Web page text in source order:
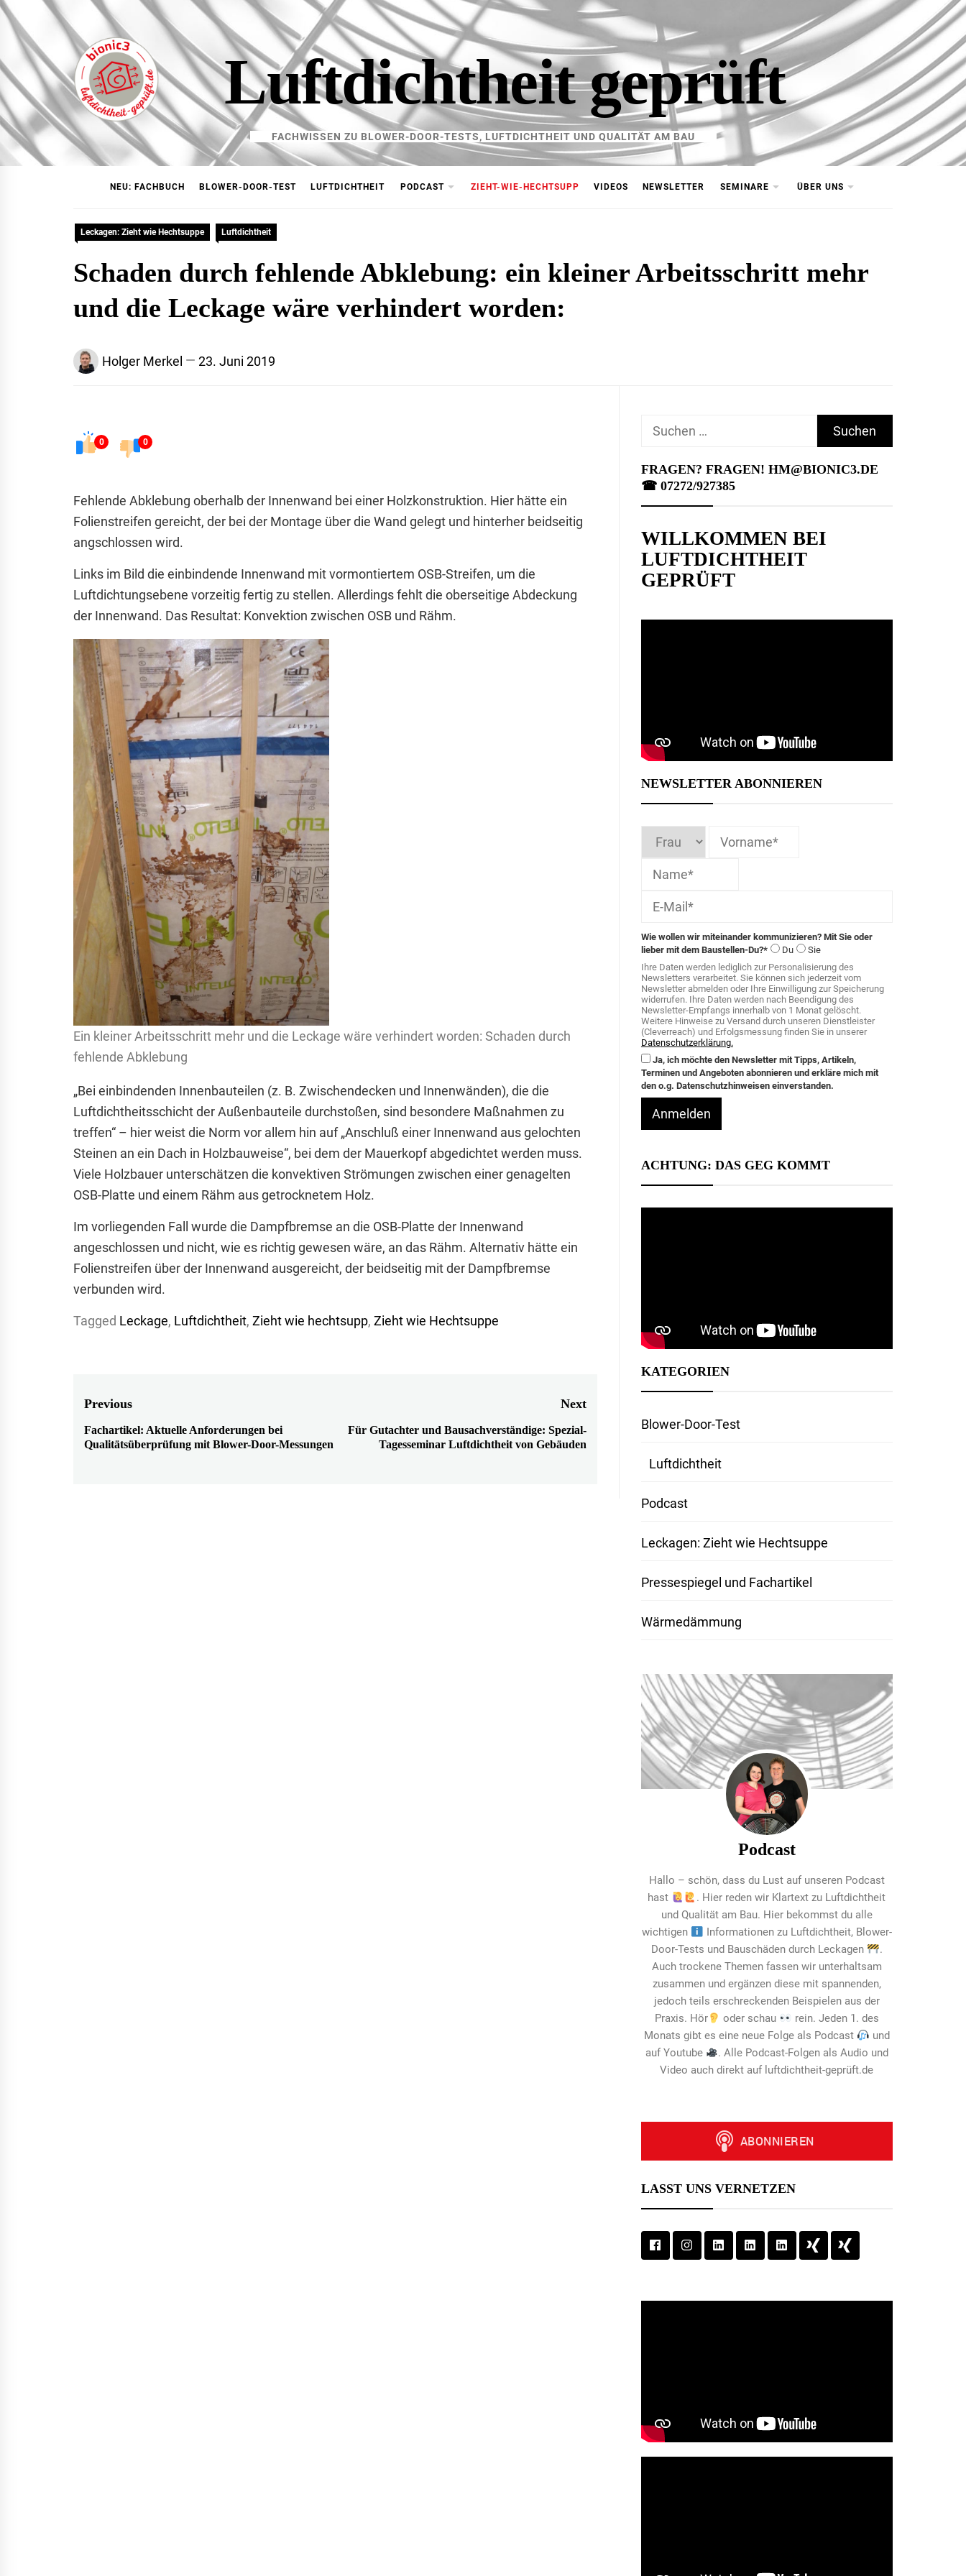
Skip
content
Luftdichtheit geprüft
FACHWISSEN ZU BLOWER-DOOR-TESTS, LUFTDICHTHEIT UND QUALITÄT AM BAU
NEU: FACHBUCH BLOWER-DOOR-TEST LUFTDICHTHEIT PODCAST ZIEHT-WIE-HECHTSUPP VIDEOS NEWSLETTER SEMINARE ÜBER UNS
Leckagen: Zieht wie Hechtsuppe Luftdichtheit
Schaden durch fehlende Abklebung: ein kleiner Arbeitsschritt mehr
und die Leckage wäre verhindert worden:
Holger Merkel 23. Juni 2019
0 0
Fehlende Abklebung oberhalb der Innenwand bei einer Holzkonstruktion. Hier hätte ein
Folienstreifen gereicht, der bei der Montage über die Wand gelegt und hinterher beidseitig
angschlossen wird.
Links im Bild die einbindende Innenwand mit vormontiertem OSB-Streifen, um die
Luftdichtungsebene vorzeitig fertig zu stellen. Allerdings fehlt die oberseitige Abdeckung
der Innenwand. Das Resultat: Konvektion zwischen OSB und Rähm.
Ein kleiner Arbeitsschritt mehr und die Leckage wäre verhindert worden: Schaden durch
fehlende Abklebung
„Bei einbindenden Innenbauteilen (z. B. Zwischendecken und Innenwänden), die die
Luftdichtheitsschicht der Außenbauteile durchstoßen, sind besondere Maßnahmen zu
treffen“ – hier weist die Norm vor allem hin auf „Anschluß einer Innenwand aus gelochten
Steinen an ein Dach in Holzbauweise“, bei dem der Mauerkopf abgedichtet werden muss.
Viele Holzbauer unterschätzen die konvektiven Strömungen zwischen einer genagelten
OSB-Platte und einem Rähm aus getrocknetem Holz.
Im vorliegenden Fall wurde die Dampfbremse an die OSB-Platte der Innenwand
angeschlossen und nicht, wie es richtig gewesen wäre, an das Rähm. Alternativ hätte ein
Folienstreifen über der Innenwand ausgereicht, der beidseitig mit der Dampfbremse
verbunden wird.
Tagged Leckage, Luftdichtheit, Zieht wie hechtsupp, Zieht wie Hechtsuppe
Beitragsnavigation
Previous
Previous
post:
Fachartikel: Aktuelle Anforderungen bei
Qualitätsüberprüfung mit Blower-Door-Messungen
Next
Next
post:
Für Gutachter und Bausachverständige: Spezial-
Tagesseminar Luftdichtheit von Gebäuden
Suchen
FRAGEN? FRAGEN! HM@BIONIC3.DE
☎︎ 07272/927385
WILLKOMMEN BEI
LUFTDICHTHEIT
GEPRÜFT
NEWSLETTER ABONNIEREN
Wie wollen wir miteinander kommunizieren? Mit Sie oder
lieber mit dem Baustellen-Du?*
Du
Sie
Ihre Daten werden lediglich zur Personalisierung des
Newsletters verarbeitet. Sie können sich jederzeit vom
Newsletter abmelden oder Ihre Einwilligung zur Speicherung
widerrufen. Ihre Daten werden nach Beendigung des
Newsletter-Empfangs innerhalb von 1 Monat gelöscht.
Weitere Hinweise zu Versand durch unseren Dienstleister
(Cleverreach) und Erfolgsmessung finden Sie in unserer
Datenschutzerklärung.
Ja, ich möchte den Newsletter mit Tipps, Artikeln,
Terminen und Angeboten abonnieren und erkläre mich mit
den o.g. Datenschutzhinweisen einverstanden.
Anmelden
ACHTUNG: DAS GEG KOMMT
KATEGORIEN
Blower-Door-Test
Luftdichtheit
Podcast
Leckagen: Zieht wie Hechtsuppe
Pressespiegel und Fachartikel
Wärmedämmung
Podcast
Hallo – schön, dass du Lust auf unseren Podcast
hast
. Hier reden wir Klartext zu Luftdichtheit
und Qualität am Bau. Hier bekommst du alle
wichtigen
Informationen zu Luftdichtheit, Blower-
Door-Tests und Bauschäden durch Leckagen
.
Auch trockene Themen fassen wir unterhaltsam
zusammen und ergänzen diese mit spannenden,
jedoch teils erschreckenden Beispielen aus der
Praxis. Hör
oder schau
rein. Jeden 1. des
Monats gibt es eine neue Folge als Podcast
und
auf Youtube
. Alle Podcast-Folgen als Audio und
Video auch direkt auf luftdichtheit-geprüft.de
LASST UNS VERNETZEN